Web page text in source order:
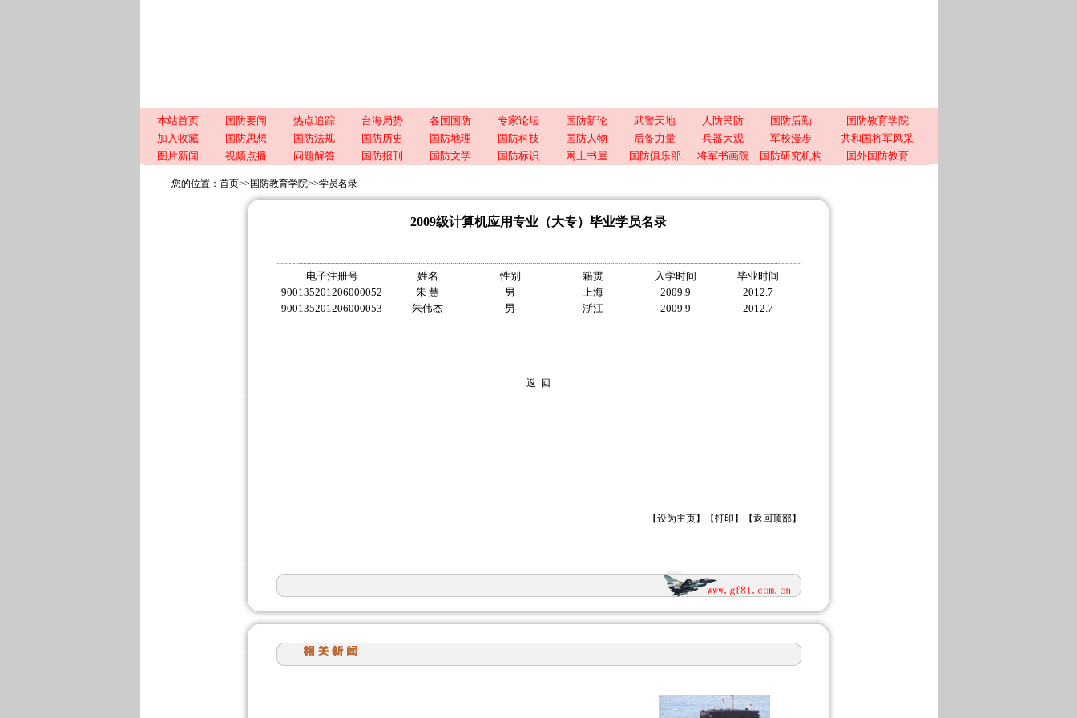
本站首页 国防要闻 热点追踪 台海局势 各国国防 专家论坛 国防新论 武警天地 人防民防 国防后勤
国防教育学院
加入收藏
国防思想 国防法规 国防历史 国防地理 国防科技 国防人物 后备力量 兵器大观 军校漫步
共和国将军风采
图片新闻
视频点播 问题解答 国防报刊 国防文学 国防标识 网上书屋 国防俱乐部 将军书画院 国防研究机构 国外国防教育
您的位置： 首页>> 国防教育学院>>学员名录
2009级计算机应用专业（大专）毕业学员名录
电子注册号 姓名 性别 籍贯 入学时间
毕业时间
900135201206000052
朱 慧 男 上海 2009.9
2012.7
900135201206000053
朱伟杰 男 浙江 2009.9 2012.7
返 回
【设为主页】【打印 】【返回顶部】